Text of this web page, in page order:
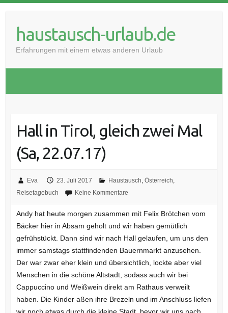
haustausch-urlaub.de
Erfahrungen mit einem etwas anderen Urlaub
Hall in Tirol, gleich zwei Mal
(Sa, 22.07.17)
Eva 23. Juli 2017 Haustausch, Österreich,
Reisetagebuch
Keine Kommentare
Andy hat heute morgen zusammen mit Felix Brötchen vom
Bäcker hier in Absam geholt und wir haben gemütlich
gefrühstückt. Dann sind wir nach Hall gelaufen, um uns den
immer samstags stattfindenden Bauernmarkt anzusehen.
Der war zwar eher klein und übersichtlich, lockte aber viel
Menschen in die schöne Altstadt, sodass auch wir bei
Cappuccino und Weißwein direkt am Rathaus verweilt
haben. Die Kinder aßen ihre Brezeln und im Anschluss liefen